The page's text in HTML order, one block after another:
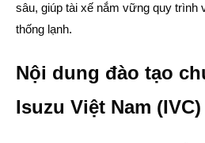
sâu, giúp tài xế nắm vững quy trình
thống lạnh.
Nội dung đào tạo
Isuzu Việt Nam (IVC)